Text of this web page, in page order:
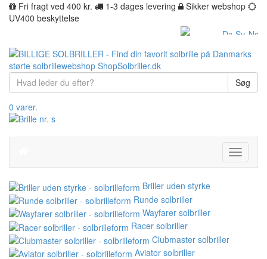
Fri fragt ved 400 kr. 1-3 dages levering
Sikker webshop
UV400 beskyttelse
Søg
0 varer.
Toggle
Briller uden styrke
Runde solbriller
Wayfarer solbriller
Racer solbriller
Clubmaster solbriller
Aviator solbriller